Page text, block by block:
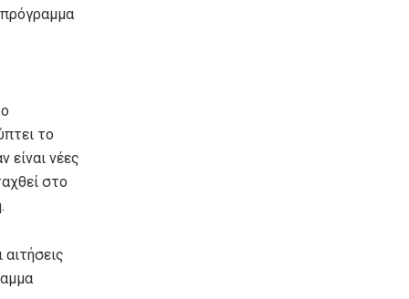
το
νέες
στο